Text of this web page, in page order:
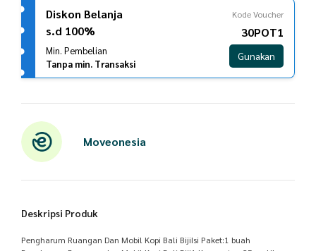
Diskon Belanja
s.d 100%
Min. Pembelian
Tanpa min. Transaksi
Kode Voucher
30POT1
Gunakan
Moveonesia
Deskripsi Produk
Pengharum Ruangan Dan Mobil Kopi Bali BijiIsi Paket:1 buah